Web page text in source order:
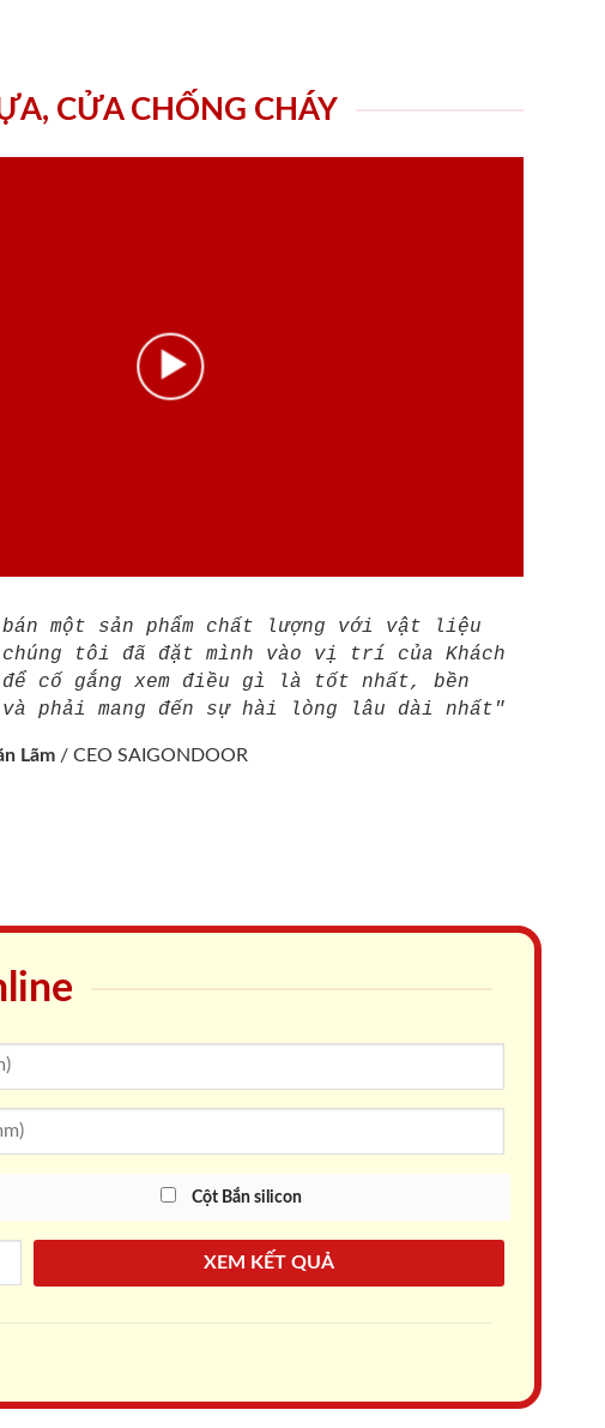
CỬA CHỐNG CHÁY
một sản phẩm chất lượng với vật liệu
tôi đã đặt mình vào vị trí của Khách
để cố gắng xem điều gì là tốt nhất, bền
phải mang đến sự hài lòng lâu dài nhất"
Lãm / CEO SAIGONDOOR
Cột Bắn silicon
XEM KẾT QUẢ